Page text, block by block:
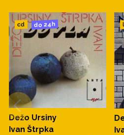
cd do 24h
Dežo Ursiny
Ivan Štrpka